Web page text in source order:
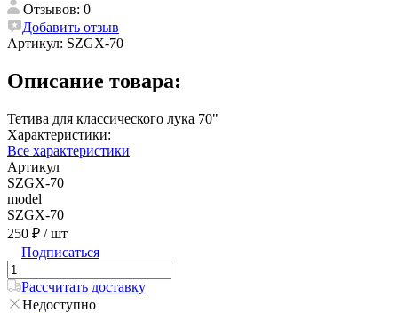
Отзывов: 0
Добавить отзыв
Артикул: SZGX-70
Описание товара:
Тетива для классического лука 70"
Характеристики:
Все характеристики
Артикул
SZGX-70
model
SZGX-70
250 ₽ / шт
Подписаться
Рассчитать доставку
Недоступно